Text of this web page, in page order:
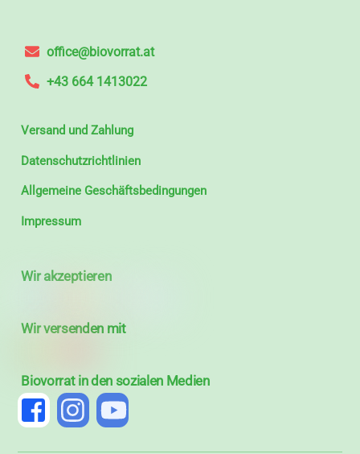
office@biovorrat.at
+43 664 1413022
Versand und Zahlung
Datenschutzrichtlinien
Allgemeine Geschäftsbedingungen
Impressum
Wir akzeptieren
Wir versenden mit
Biovorrat in den sozialen Medien